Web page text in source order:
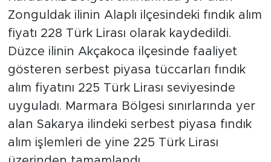
Zonguldak ilinin Alaplı ilçesindeki fındık alım
fiyatı 228 Türk Lirası olarak kaydedildi.
Düzce ilinin Akçakoca ilçesinde faaliyet
gösteren serbest piyasa tüccarları fındık
alım fiyatını 225 Türk Lirası seviyesinde
uyguladı. Marmara Bölgesi sınırlarında yer
alan Sakarya ilindeki serbest piyasa fındık
alım işlemleri de yine 225 Türk Lirası